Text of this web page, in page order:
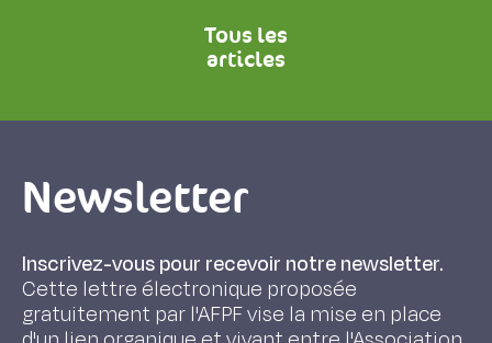
Tous les
articles
Newsletter
Inscrivez-vous pour recevoir notre newsletter.
Cette lettre électronique proposée
gratuitement par l'AFPF vise la mise en place